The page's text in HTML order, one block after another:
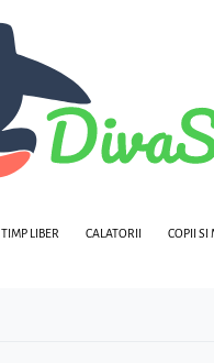
TIMP LIBER CALATORII COPII SI